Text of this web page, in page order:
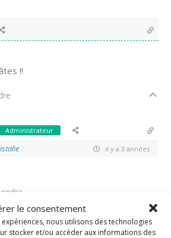
le consentement
nous utilisons des technologies
stocker et/ou accéder aux informations des
!!
Administrateur
il y a 3 années